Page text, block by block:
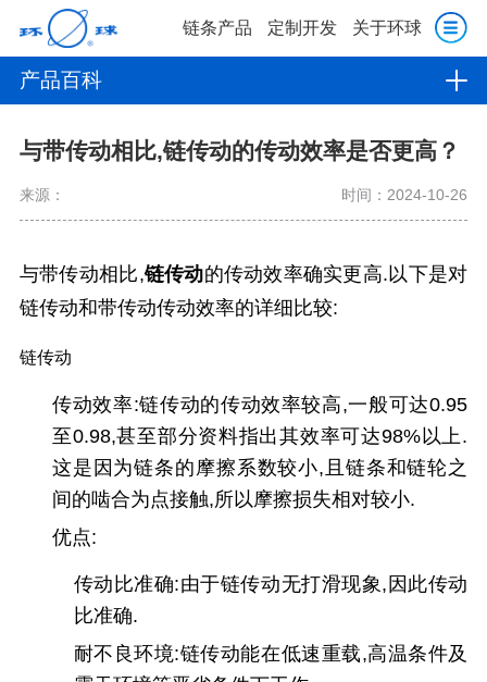
链条产品 定制开发 关于环球
产品百科
与带传动相比,链传动的传动效率是否更高？
来源： 时间：2024-10-26
与带传动相比,链传动的传动效率确实更高.以下是对
链传动和带传动传动效率的详细比较:
链传动
传动效率:链传动的传动效率较高,一般可达0.95
至0.98,甚至部分资料指出其效率可达98%以上.
这是因为链条的摩擦系数较小,且链条和链轮之
间的啮合为点接触,所以摩擦损失相对较小.
优点:
传动比准确:由于链传动无打滑现象,因此传动
比准确.
耐不良环境:链传动能在低速重载,高温条件及